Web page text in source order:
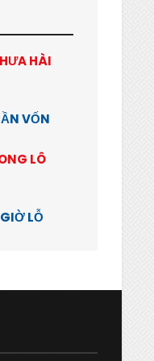
HÀI
VỐN
LÔ
LỖ